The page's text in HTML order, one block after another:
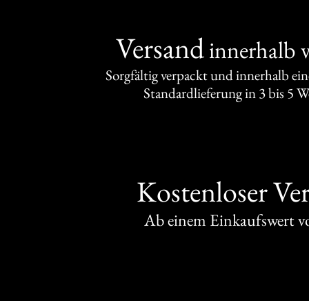
Versandinnerhalb
Sorgfältig verpackt und innerhalb
Standardlieferung in 3 bis 5
Kostenloser
Ab einem Einkaufswert